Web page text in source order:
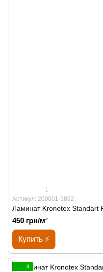
1
Артикул: 200001-3892
Ламинат Kronotex Standart
450 грн/м²
Купить ⚡
3